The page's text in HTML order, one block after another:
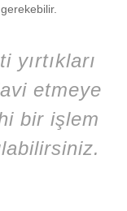
yırtıkları
etmeye
bir işlem